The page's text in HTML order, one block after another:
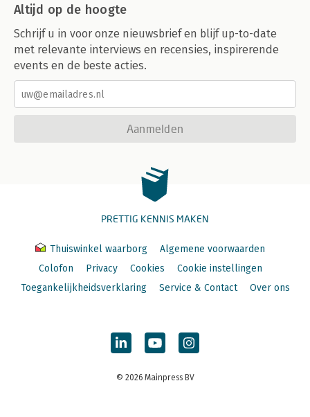
Altijd op de hoogte
Schrijf u in voor onze nieuwsbrief en blijf up-to-date
met relevante interviews en recensies, inspirerende
events en de beste acties.
Aanmelden
PRETTIG KENNIS MAKEN
Thuiswinkel waarborg
Algemene voorwaarden
Colofon
Privacy Cookies
Cookie instellingen
Toegankelijkheidsverklaring
Service & Contact Over ons
© 2026 Mainpress BV